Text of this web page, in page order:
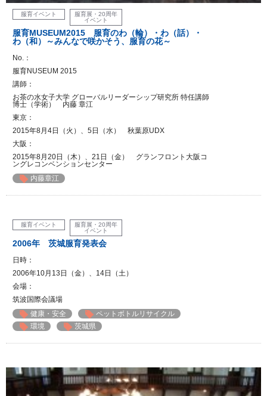
服育イベント
服育展・20周年
イベント
服育MUSEUM2015 服育のわ（輪）・わ（話）・
わ（和）～みんなで咲かそう、服育の花～
No.：
服育NUSEUM 2015
講師：
お茶の水女子大学 グローバルリーダーシップ研究所 特任講師
博士（学術） 内藤 章江
東京：
2015年8月4日（火）、5日（水） 秋葉原UDX
大阪：
2015年8月20日（木）、21日（金） グランフロント大阪コ
ングレコンベンションセンター
内藤章江
服育イベント
服育展・20周年
イベント
2006年 茨城服育発表会
日時：
2006年10月13日（金）、14日（土）
会場：
筑波国際会議場
健康・安全
ペットボトルリサイクル
環境
茨城県